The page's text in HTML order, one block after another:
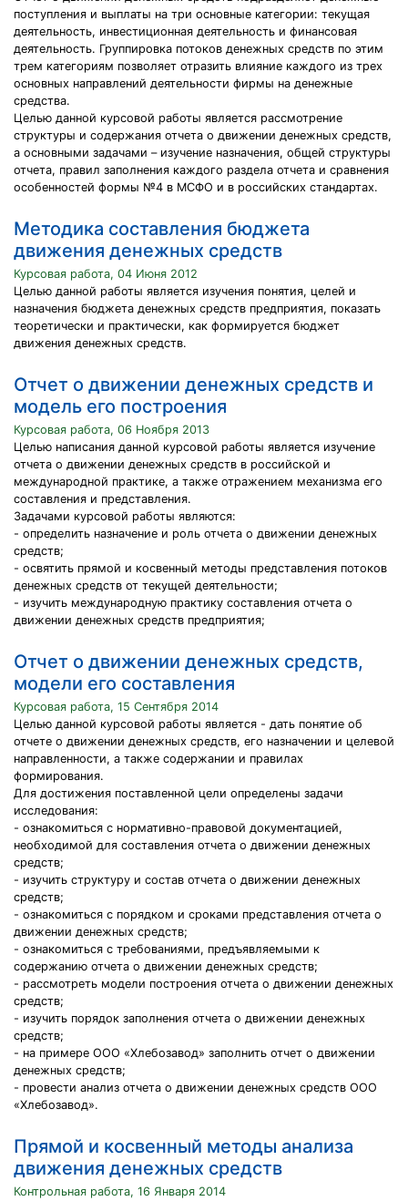
поступления и выплаты на три основные категории: текущая
деятельность, инвестиционная деятельность и финансовая
деятельность. Группировка потоков денежных средств по этим
трем категориям позволяет отразить влияние каждого из трех
основных направлений деятельности фирмы на денежные
средства.
Целью данной курсовой работы является рассмотрение
структуры и содержания отчета о движении денежных средств,
а основными задачами – изучение назначения, общей структуры
отчета, правил заполнения каждого раздела отчета и сравнения
особенностей формы №4 в МСФО и в российских стандартах.
Методика составления бюджета
движения денежных средств
Курсовая работа, 04 Июня 2012
Целью данной работы является изучения понятия, целей и
назначения бюджета денежных средств предприятия, показать
теоретически и практически, как формируется бюджет
движения денежных средств.
Отчет о движении денежных средств и
модель его построения
Курсовая работа, 06 Ноября 2013
Целью написания данной курсовой работы является изучение
отчета о движении денежных средств в российской и
международной практике, а также отражением механизма его
составления и представления.
Задачами курсовой работы являются:
- определить назначение и роль отчета о движении денежных
средств;
- освятить прямой и косвенный методы представления потоков
денежных средств от текущей деятельности;
- изучить международную практику составления отчета о
движении денежных средств предприятия;
Отчет о движении денежных средств,
модели его составления
Курсовая работа, 15 Сентября 2014
Целью данной курсовой работы является - дать понятие об
отчете о движении денежных средств, его назначении и целевой
направленности, а также содержании и правилах
формирования.
Для достижения поставленной цели определены задачи
исследования:
- ознакомиться с нормативно-правовой документацией,
необходимой для составления отчета о движении денежных
средств;
- изучить структуру и состав отчета о движении денежных
средств;
- ознакомиться с порядком и сроками представления отчета о
движении денежных средств;
- ознакомиться с требованиями, предъявляемыми к
содержанию отчета о движении денежных средств;
- рассмотреть модели построения отчета о движении денежных
средств;
- изучить порядок заполнения отчета о движении денежных
средств;
- на примере ООО «Хлебозавод» заполнить отчет о движении
денежных средств;
- провести анализ отчета о движении денежных средств ООО
«Хлебозавод».
Прямой и косвенный методы анализа
движения денежных средств
Контрольная работа, 16 Января 2014